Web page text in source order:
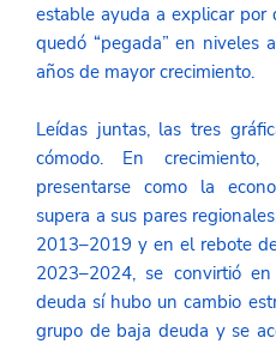
estable ayuda a explicar por
quedó “pegada” en niveles
años de mayor crecimiento.
Leídas juntas, las tres
cómodo. En
presentarse como la
supera a sus pares
2013–2019 y en el rebote
2023–2024, se convirtió
deuda sí hubo un cambio
grupo de baja deuda y se